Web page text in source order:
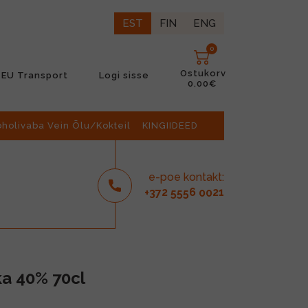
EST FIN ENG
EU Transport Logi sisse
0
Ostukorv
0.00€
Vein Õlu/Kokteil KINGIIDEED
e-poe kontakt:
+372 5556 0021
40% 70cl